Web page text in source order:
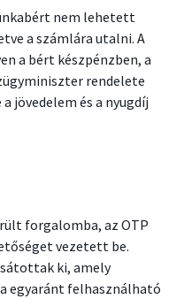
nem lehetett
a számlára utalni. A
a bért készpénzben, a
rendelete
jövedelem és a nyugdíj
forgalomba, az OTP
vezetett be.
ki, amely
egyaránt felhasználható